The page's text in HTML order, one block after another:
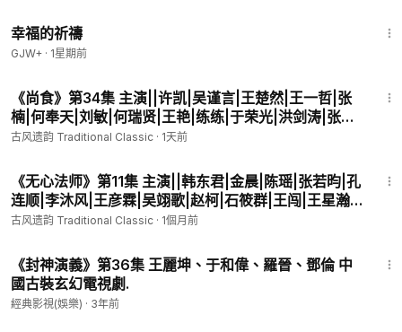
于原创者。恳请版权所有者同意转载，赞助支持本频道发展；让
我们携手重建中华民族精神家园，行善积德福报绵绵。如若不同
****************************************************
幸福的祈禱
GJW+ · 1星期前
《尚食》第34集 主演||许凯|吴谨言|王楚然|王一哲|张
楠|何奉天|刘敏|何瑞贤|王艳|练练|于荣光|洪剑涛|张芷
溪|王雨|邓莎|程莉莎 导演||王威|白云默 编剧||周末
古风遗韵 Traditional Classic · 1天前
《无心法师》第11集 主演||韩东君|金晨|陈瑶|张若昀|孔
连顺|李沐风|王彦霖|吴翊歌|赵柯|石筱群|王闯|王星瀚|
蒋中炜|王妍苏 原作||尼罗 监制||李国立 导演||林玉芬|
古风遗韵 Traditional Classic · 1個月前
《封神演義》第36集 王麗坤、于和偉、羅晉、鄧倫 中
國古裝玄幻電視劇.
經典影視(娛樂) · 3年前